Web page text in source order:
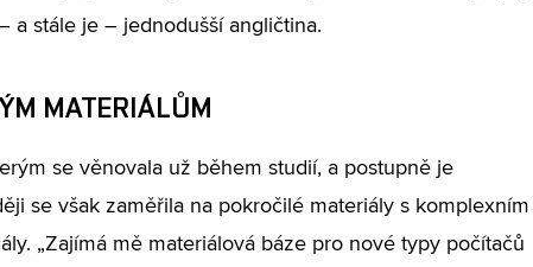
a stále je – jednodušší angličtina.
MATERIÁLŮM
se věnovala už během studií, a postupně je
se však zaměřila na pokročilé materiály s komplexním
„Zajímá mě materiálová báze pro nové typy počítačů